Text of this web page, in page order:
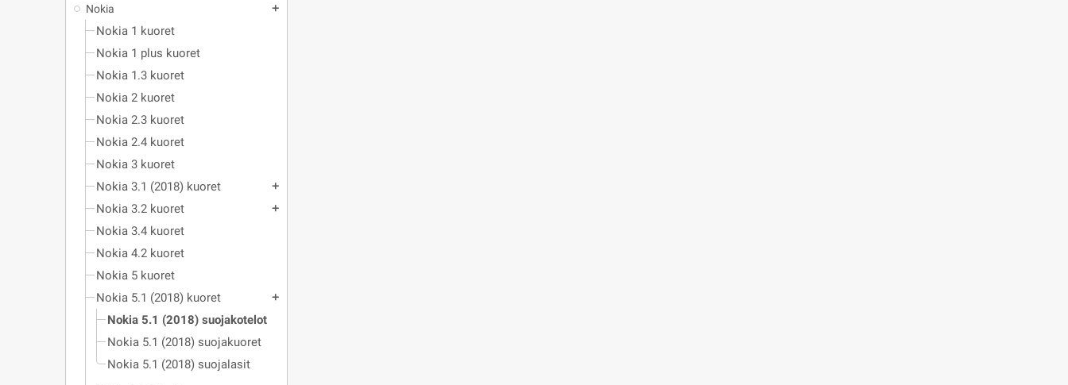
Nokia add
Nokia 1 kuoret
Nokia 1 plus kuoret
Nokia 1.3 kuoret
Nokia 2 kuoret
Nokia 2.3 kuoret
Nokia 2.4 kuoret
Nokia 3 kuoret
Nokia 3.1 (2018) kuoret
add
Nokia 3.2 kuoret add
Nokia 3.4 kuoret
Nokia 4.2 kuoret
Nokia 5 kuoret
Nokia 5.1 (2018) kuoret
add
Nokia 5.1 (2018) suojakotelot
Nokia 5.1 (2018) suojakuoret
Nokia 5.1 (2018) suojalasit